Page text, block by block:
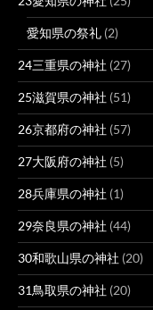
愛知県の祭礼 (2)
24三重県の神社 (27)
25滋賀県の神社 (51)
26京都府の神社 (57)
27大阪府の神社 (5)
28兵庫県の神社 (1)
29奈良県の神社 (44)
30和歌山県の神社 (20)
31鳥取県の神社 (20)